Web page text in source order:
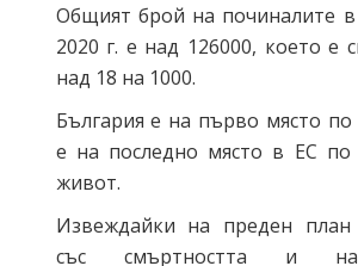
Общият брой на починалите в
2020 г. е над 126000, което е
над 18 на 1000.
България е на първо място по
е на последно място в ЕС по
живот.
Извеждайки на преден план
със смъртността и